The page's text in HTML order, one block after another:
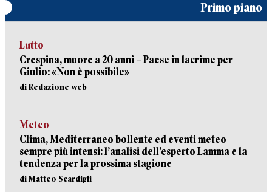
Primo piano
Lutto
Crespina, muore a 20 anni – Paese in lacrime per
Giulio: «Non è possibile»
di Redazione web
Meteo
Clima, Mediterraneo bollente ed eventi meteo
sempre più intensi: l’analisi dell’esperto Lamma e la
tendenza per la prossima stagione
di Matteo Scardigli